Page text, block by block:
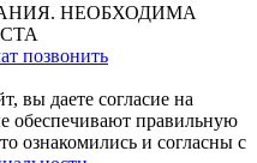
НЕОБХОДИМА
позвонить
вы даете согласие на
обеспечивают правильную
ознакомились и согласны с